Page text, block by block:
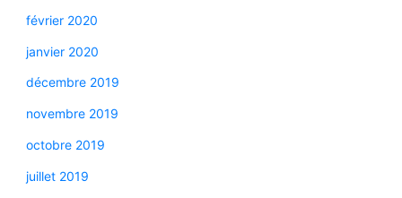
février 2020
janvier 2020
décembre 2019
novembre 2019
octobre 2019
juillet 2019